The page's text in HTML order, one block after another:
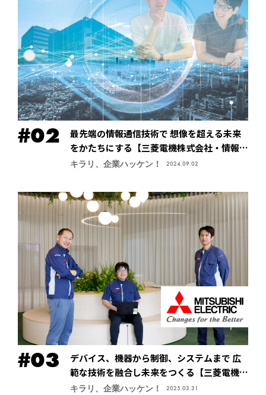
最先端の情報通信技術で 想像を超える未来
をかたちにする【三菱電機株式会社・情報技
術総合研究所】
キラリ、企業ハッケン！ 2024.09.02
デバイス、機器から制御、システムまで 広
範な技術を融合し未来をつくる【三菱電機株
式会社・先端技術総合研究所】
キラリ、企業ハッケン！ 2025.03.31